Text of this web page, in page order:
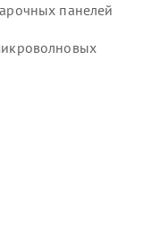
панелей
Miele